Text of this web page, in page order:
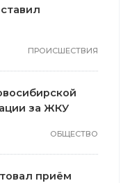
ПРОИСШЕСТВИЯ
за ЖКУ
ОБЩЕСТВО
приём